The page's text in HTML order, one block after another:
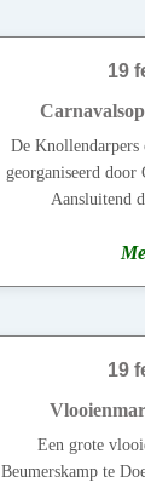
19
De Knollendarpers
georganiseerd door
Aansluitend
19
Een grote
Beumerskamp te